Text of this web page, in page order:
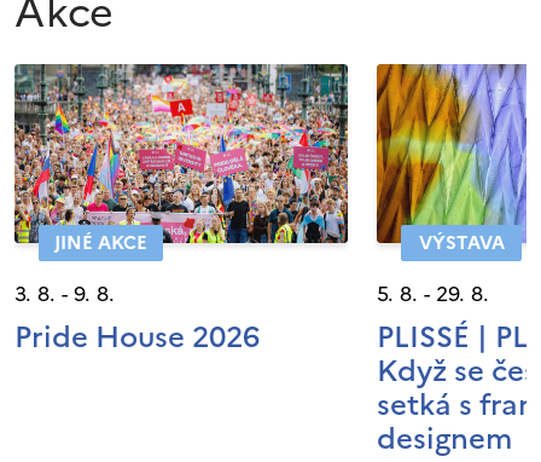
Akce
JINÉ AKCE
3. 8. - 9. 8.
Pride House 2026
VÝSTAVA
5. 8. - 29. 8.
PLISSÉ |
Když se
setká s
designem